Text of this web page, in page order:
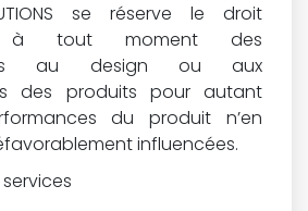
se réserve le droit
à tout moment des
au design ou aux
des produits pour autant
du produit n’en
influencées.